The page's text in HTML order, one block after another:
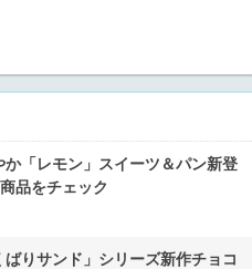
か「レモン」スイーツ＆パン新登
品をチェック
ばりサンド」シリーズ新作チョコ